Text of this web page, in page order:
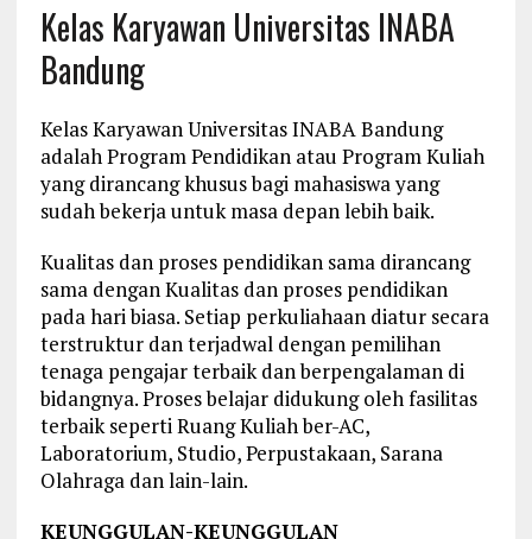
Kelas Karyawan Universitas INABA
Bandung
Kelas Karyawan Universitas INABA Bandung
adalah Program Pendidikan atau Program Kuliah
yang dirancang khusus bagi mahasiswa yang
sudah bekerja untuk masa depan lebih baik.
Kualitas dan proses pendidikan sama dirancang
sama dengan Kualitas dan proses pendidikan
pada hari biasa. Setiap perkuliahaan diatur secara
terstruktur dan terjadwal dengan pemilihan
tenaga pengajar terbaik dan berpengalaman di
bidangnya. Proses belajar didukung oleh fasilitas
terbaik seperti Ruang Kuliah ber-AC,
Laboratorium, Studio, Perpustakaan, Sarana
Olahraga dan lain-lain.
KEUNGGULAN-KEUNGGULAN